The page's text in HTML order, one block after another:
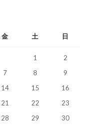
金 土 日
1
2
7 8
9
14 15
16
21 22
23
28 29 30